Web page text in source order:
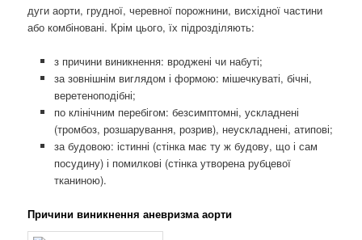
дуги аорти, грудної, черевної порожнини, висхідної частини
або комбіновані. Крім цього, їх підрозділяють:
з причини виникнення: вроджені чи набуті;
за зовнішнім виглядом і формою: мішечкуваті, бічні,
веретеноподібні;
по клінічним перебігом: безсимптомні, ускладнені
(тромбоз, розшарування, розрив), неускладнені, атипові;
за будовою: істинні (стінка має ту ж будову, що і сам
посудину) і помилкові (стінка утворена рубцевої
тканиною).
Причини виникнення аневризма аорти